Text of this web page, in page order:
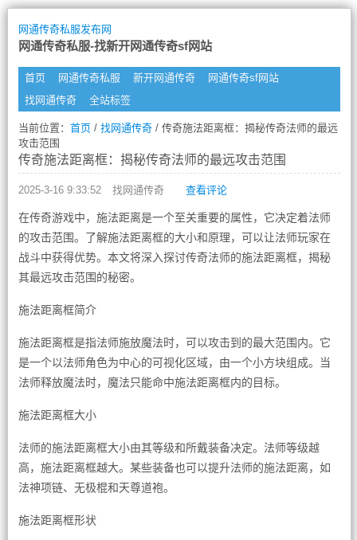
网通传奇私服发布网
网通传奇私服-找新开网通传奇sf网站
首页 网通传奇私服 新开网通传奇
网通传奇sf网站
找网通传奇
全站标签
当前位置： 首页/ 找网通传奇/ 传奇施法距离框：揭秘传奇法师的最远
攻击范围
传奇施法距离框：揭秘传奇法师的最远攻击范围
2025-3-16 9:33:52 找网通传奇 查看评论
在传奇游戏中，施法距离是一个至关重要的属性，它决定着法师
的攻击范围。了解施法距离框的大小和原理，可以让法师玩家在
战斗中获得优势。本文将深入探讨传奇法师的施法距离框，揭秘
其最远攻击范围的秘密。
施法距离框简介
施法距离框是指法师施放魔法时，可以攻击到的最大范围内。它
是一个以法师角色为中心的可视化区域，由一个小方块组成。当
法师释放魔法时，魔法只能命中施法距离框内的目标。
施法距离框大小
法师的施法距离框大小由其等级和所戴装备决定。法师等级越
高，施法距离框越大。某些装备也可以提升法师的施法距离，如
法神项链、无极棍和天尊道袍。
施法距离框形状